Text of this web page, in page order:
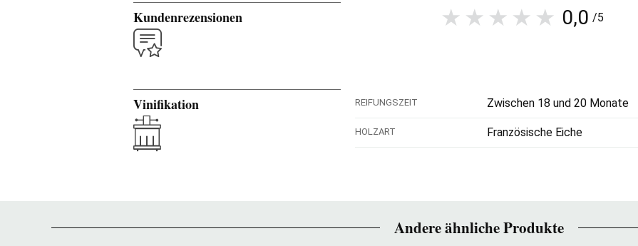
Kundenrezensionen 0,0 /5
Vinifikation REIFUNGSZEIT Zwischen 18 und 20 Monate
HOLZART Französische Eiche
Andere ähnliche Produkte